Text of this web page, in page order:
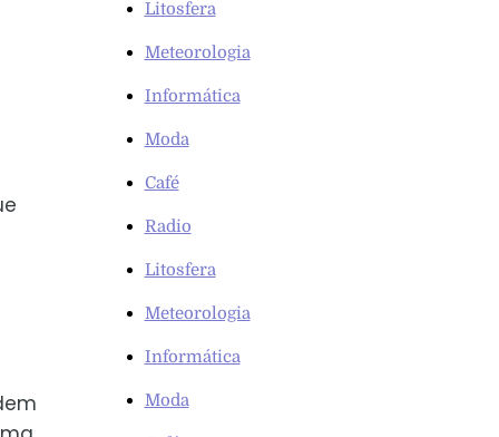
Litosfera
Meteorologia
Informática
Moda
Café
Radio
Litosfera
Meteorologia
Informática
Moda